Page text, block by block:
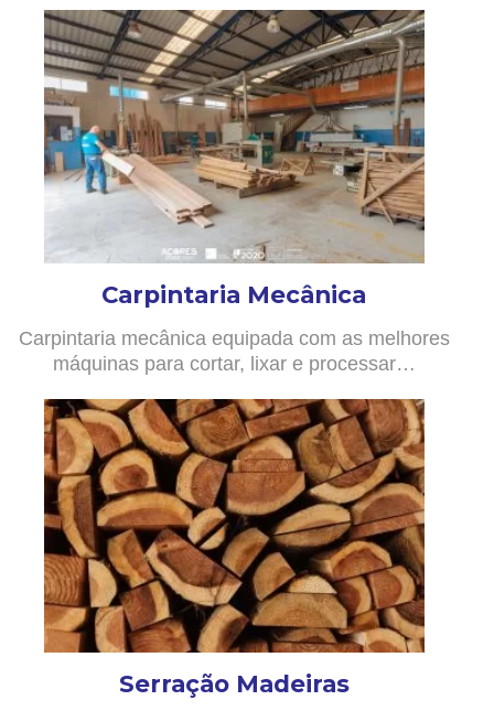
Carpintaria Mecânica
Carpintaria mecânica equipada com as melhores
máquinas para cortar, lixar e processar…
Serração Madeiras